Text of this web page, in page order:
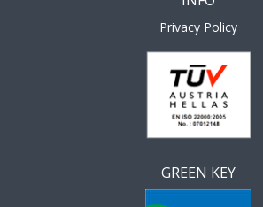
Privacy Policy
GREEN KEY